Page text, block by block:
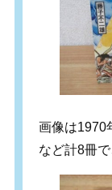
画像は1970
など計8冊で